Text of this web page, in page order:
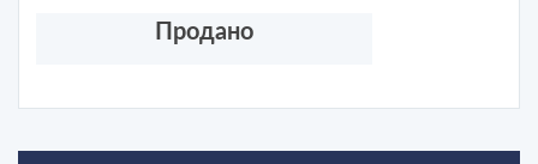
Продано